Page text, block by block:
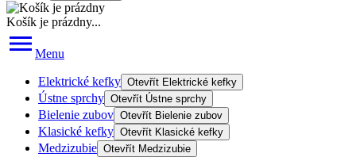
Košík je prázdny...
Menu
Elektrické kefky Otevřít Elektrické kefky
Ústne sprchy Otevřít Ústne sprchy
Bielenie zubov Otevřít Bielenie zubov
Klasické kefky Otevřít Klasické kefky
Medzizubie Otevřít Medzizubie